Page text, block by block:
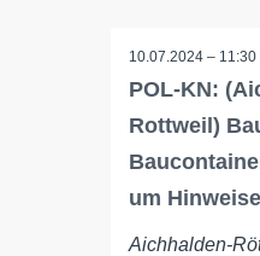
10.07.2024 – 11:30
POL-KN:
Rottweil)
um Hinweise
Aichhalden-